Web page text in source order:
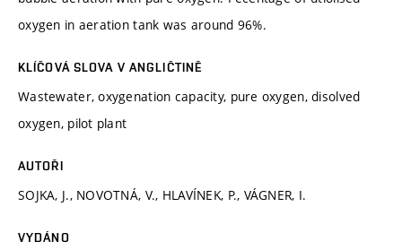
oxygen in aeration tank was around 96%.
KLÍČOVÁ SLOVA V ANGLIČTINĚ
Wastewater, oxygenation capacity, pure oxygen, disolved
oxygen, pilot plant
AUTOŘI
SOJKA, J., NOVOTNÁ, V., HLAVÍNEK, P., VÁGNER, I.
VYDÁNO